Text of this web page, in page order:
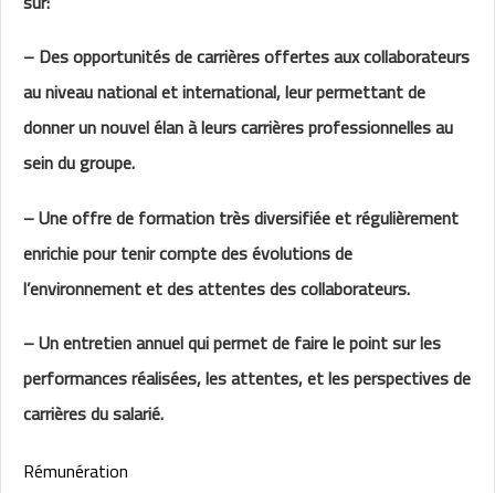
– Des opportunités de carrières offertes aux collaborateurs
au niveau national et international, leur permettant de
donner un nouvel élan à leurs carrières professionnelles au
sein du groupe.
– Une offre de formation très diversifiée et régulièrement
enrichie pour tenir compte des évolutions de
l’environnement et des attentes des collaborateurs.
– Un entretien annuel qui permet de faire le point sur les
performances réalisées, les attentes, et les perspectives de
carrières du salarié.
Rémunération